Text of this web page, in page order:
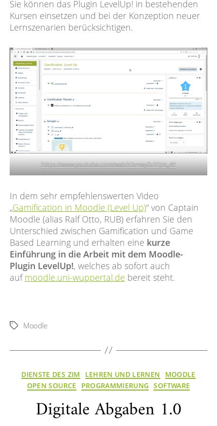
Sie können das Plugin LevelUp! in bestehenden
Kursen einsetzen und bei der Konzeption neuer
Lernszenarien berücksichtigen.
https://www.youtube.com/watch?v=wyZv1FJm_4Y
In dem sehr empfehlenswerten Video
„Gamification in Moodle (Level Up)“ von Captain
Moodle (alias Ralf Otto, RUB) erfahren Sie den
Unterschied zwischen Gamification und Game
Based Learning und erhalten eine kurze
Einführung in die Arbeit mit dem Moodle-
Plugin LevelUp!, welches ab sofort auch
aufmoodle.uni-wuppertal.de bereit steht.
Schlagwörter
Moodle
Kategorien
DIENSTE DES ZIM LEHREN UND LERNEN
MOODLE
OPEN SOURCE
PROGRAMMIERUNG SOFTWARE
Digitale Abgaben 1.0